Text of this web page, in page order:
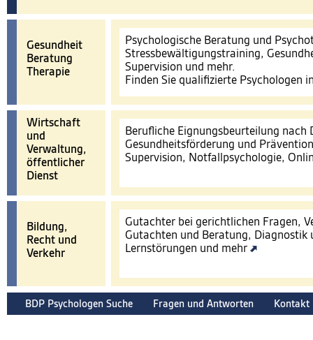
Gesundheit
Beratung
Therapie
Psychologische Beratung und
Stressbewältigungstraining,
Supervision und mehr.
Finden Sie qualifizierte Psychologen
Wirtschaft
und
Verwaltung,
öffentlicher
Dienst
Berufliche Eignungsbeurteilung nach
Gesundheitsförderung und
Supervision, Notfallpsychologie,
Bildung,
Recht und
Verkehr
Gutachter bei gerichtlichen Fragen,
Gutachten und Beratung, Diagnostik
Lernstörungen und mehr
BDP Psychologen Suche Fragen und Antworten Kontakt